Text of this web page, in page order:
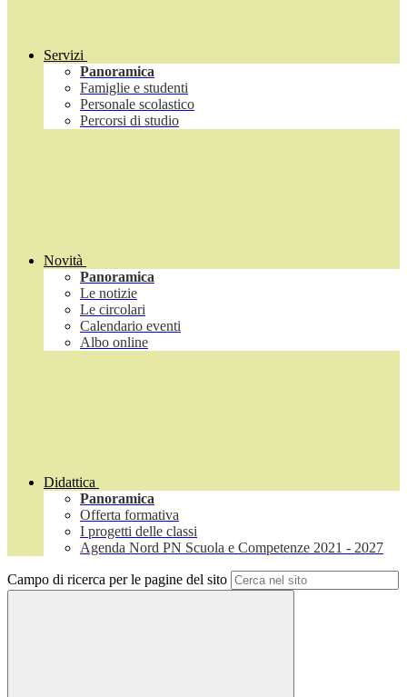
Servizi
Panoramica
Famiglie e studenti
Personale scolastico
Percorsi di studio
Novità
Panoramica
Le notizie
Le circolari
Calendario eventi
Albo online
Didattica
Panoramica
Offerta formativa
I progetti delle classi
Agenda Nord PN Scuola e Competenze 2021 - 2027
Campo di ricerca per le pagine del sito